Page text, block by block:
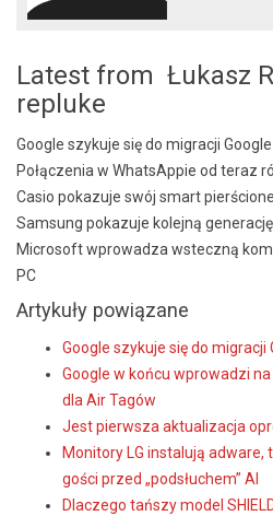
Latest from Łukasz
repluke
Google szykuje się do migracji
Połączenia w WhatsAppie od teraz
Casio pokazuje swój smart
Samsung pokazuje kolejną
Microsoft wprowadza wsteczną
PC
Artykuły powiązane
Google szykuje się do migracji
Google w końcu wprowadzi
dla Air Tagów
Jest pierwsza aktualizacja
Monitory LG instalują
gości przed „podsłuchem” AI
Dlaczego tańszy model